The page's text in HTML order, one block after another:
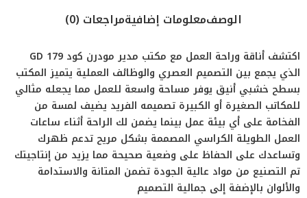
الوصفمعلومات إضافيةمراجعات (0)
اكتشف أناقة وراحة العمل مع مكتب مدير مودرن كود GD 179
الذي يجمع بين التصميم العصري والوظائف العملية يتميز المكتب
بسطح خشبي أنيق يوفر مساحة واسعة للعمل مما يجعله مثالي
للمكاتب الصغيرة أو الكبيرة تصميمه الفريد يضيف لمسة من
الفخامة على أي بيئة عمل بينما يضمن لك الراحة أثناء ساعات
العمل الطويلة الكراسي المصممة بشكل مريح تدعم ظهرك
وتساعدك على الحفاظ على وضعية صحيحة مما يزيد من إنتاجيتك
تم التصنيع من مواد عالية الجودة تضمن المتانة والاستدامة
والألوان بالإضفة إلى جمالية التصميم